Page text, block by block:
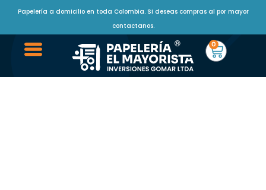
Papelería a domicilio en toda Colombia. Si deseas compras al por mayor
contactanos.
0